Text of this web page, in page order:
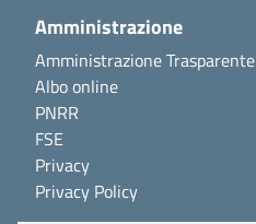
Amministrazione
Amministrazione Trasparente
Albo online
PNRR
FSE
Privacy
Privacy Policy